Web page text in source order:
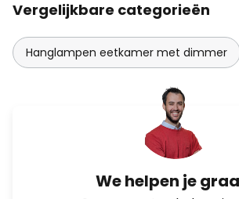
Vergelijkbare categorieën
Hanglampen eetkamer met dimmer
We helpen je